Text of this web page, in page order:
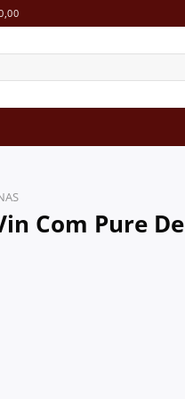
Com Pure De
Pure De Batata quantidade